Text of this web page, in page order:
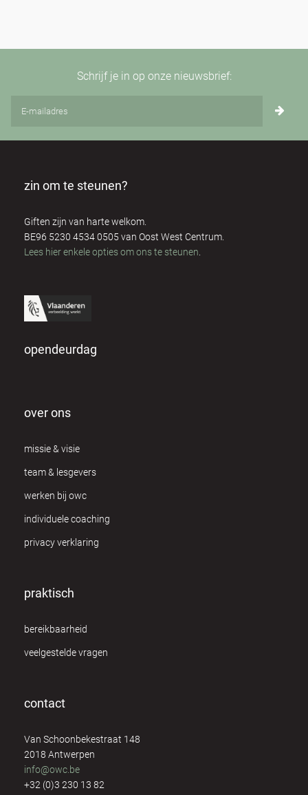
Schrijf je in op onze nieuwsbrief:
zin om te steunen?
Giften zijn van harte welkom.
BE96 5230 4534 0505 van Oost West Centrum.
Lees hier enkele opties om ons te steunen
opendeurdag
over ons
missie & visie
team & lesgevers
werken bij owc
individuele coaching
privacy verklaring
praktisch
bereikbaarheid
veelgestelde vragen
contact
Van Schoonbekestraat 148
2018 Antwerpen
info@owc.be
+32 (0)3 230 13 82